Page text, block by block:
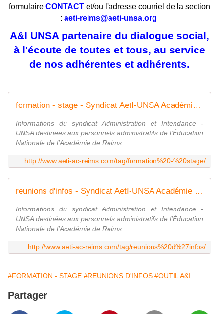
formulaire CONTACT et/ou l'adresse courriel de la section
: aeti-reims@aeti-unsa.org
A&I UNSA partenaire du dialogue social,
à l'écoute de toutes et tous, au service
de nos adhérentes et adhérents.
formation - stage - Syndicat AetI-UNSA Académie Reims
Informations du syndicat Administration et Intendance -
UNSA destinées aux personnels administratifs de l'Éducation
Nationale de l'Académie de Reims
http://www.aeti-ac-reims.com/tag/formation%20-%20stage/
reunions d'infos - Syndicat AetI-UNSA Académie Reims
Informations du syndicat Administration et Intendance -
UNSA destinées aux personnels administratifs de l'Éducation
Nationale de l'Académie de Reims
http://www.aeti-ac-reims.com/tag/reunions%20d%27infos/
#FORMATION - STAGE #REUNIONS D'INFOS #OUTIL A&I
Partager